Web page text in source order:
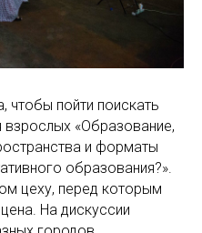
чтобы пойти поискать
«Образование,
и форматы
образования?».
цеху, перед которым
На дискуссии